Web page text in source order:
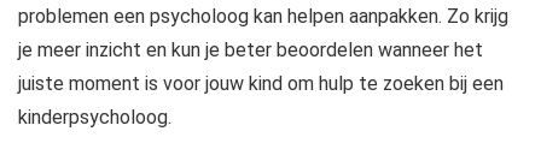
problemen een psycholoog kan helpen aanpakken. Zo krijg
je meer inzicht en kun je beter beoordelen wanneer het
juiste moment is voor jouw kind om hulp te zoeken bij een
kinderpsycholoog.